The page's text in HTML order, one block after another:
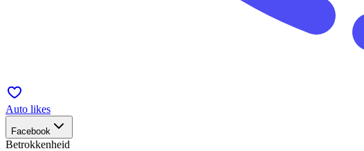
Auto likes
Facebook
Betrokkenheid